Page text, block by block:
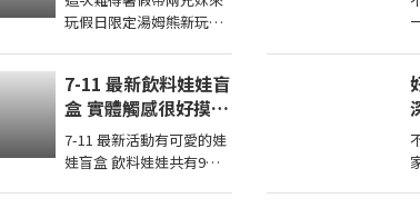
麼多！【Bobo TV】
玩假日限定湯姆熊新玩法
得到超多彩票！ 我們的蹦
蹦 ...
7-11 最新飲料娃娃盲
盒 實體觸感很好摸你
想抽中哪一款
7-11 最新活動有可愛的娃
娃盲盒 飲料娃娃共有9款